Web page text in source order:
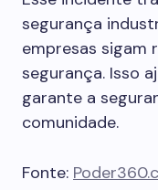
segurança
empresas sigam
segurança. Isso
garante a
comunidade.
Fonte: